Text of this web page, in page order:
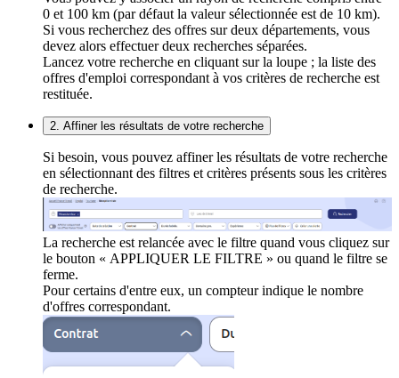
0 et 100 km (par défaut la valeur sélectionnée est de 10 km).
Si vous recherchez des offres sur deux départements, vous
devez alors effectuer deux recherches séparées.
Lancez votre recherche en cliquant sur la loupe ; la liste des
offres d'emploi correspondant à vos critères de recherche est
restituée.
2. Affiner les résultats de votre recherche
Si besoin, vous pouvez affiner les résultats de votre recherche
en sélectionnant des filtres et critères présents sous les critères
de recherche.
La recherche est relancée avec le filtre quand vous cliquez sur
le bouton « APPLIQUER LE FILTRE » ou quand le filtre se
ferme.
Pour certains d'entre eux, un compteur indique le nombre
d'offres correspondant.